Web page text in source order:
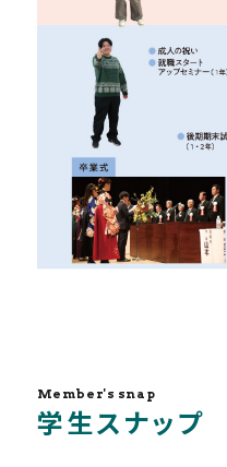
Member's snap
学生スナップ